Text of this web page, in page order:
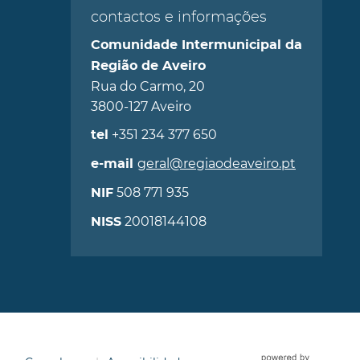
contactos e informações
Comunidade Intermunicipal da
Região de Aveiro
Rua do Carmo, 20
3800-127 Aveiro
tel +351 234 377 650
e-mail geral@regiaodeaveiro.pt
NIF508 771 935
NISS20018144108